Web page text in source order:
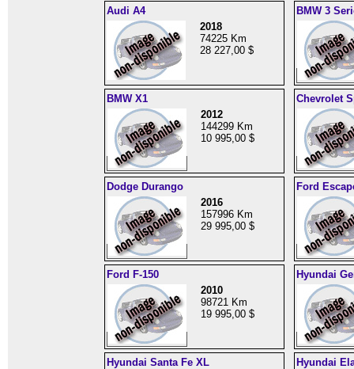
Audi A4
2018
74225 Km
28 227,00 $
BMW 3
BMW X1
2012
144299 Km
10 995,00 $
Chevrolet
Dodge Durango
2016
157996 Km
29 995,00 $
Ford
Ford F-150
2010
98721 Km
19 995,00 $
Hyundai
Hyundai Santa Fe XL
Hyundai